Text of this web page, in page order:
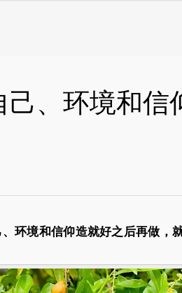
、环境和信
环境和信仰造就好之后再做，